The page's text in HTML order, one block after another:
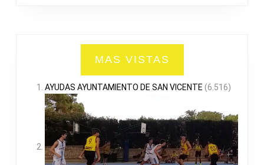
MAS VISTAS
AYUDAS AYUNTAMIENTO DE SAN VICENTE (6.516)